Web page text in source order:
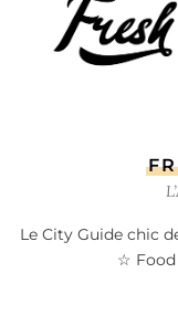
Le City Guide chic
☆